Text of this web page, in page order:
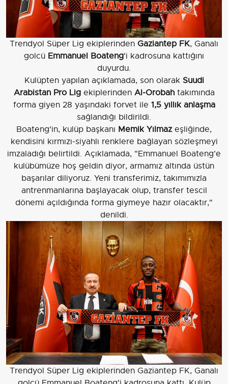
Trendyol Süper Lig ekiplerinden Gaziantep FK, Ganalı
golcü Emmanuel Boateng'i kadrosuna kattığını
duyurdu.
Kulüpten yapılan açıklamada, son olarak Suudi
Arabistan Pro Ligekiplerinden Al-Orobahtakımında
forma giyen 28 yaşındaki forvet ile 1,5 yıllık anlaşma
sağlandığı bildirildi.
Boateng'in, kulüp başkanı Memik Yılmaz eşliğinde,
kendisini kırmızı-siyahlı renklere bağlayan sözleşmeyi
imzaladığı belirtildi. Açıklamada, "Emmanuel Boateng'e
kulübümüze hoş geldin diyor, armamız altında üstün
başarılar diliyoruz. Yeni transferimiz, takımımızla
antrenmanlarına başlayacak olup, transfer tescil
dönemi açıldığında forma giymeye hazır olacaktır,"
denildi.
Trendyol Süper Lig ekiplerinden Gaziantep FK, Ganalı